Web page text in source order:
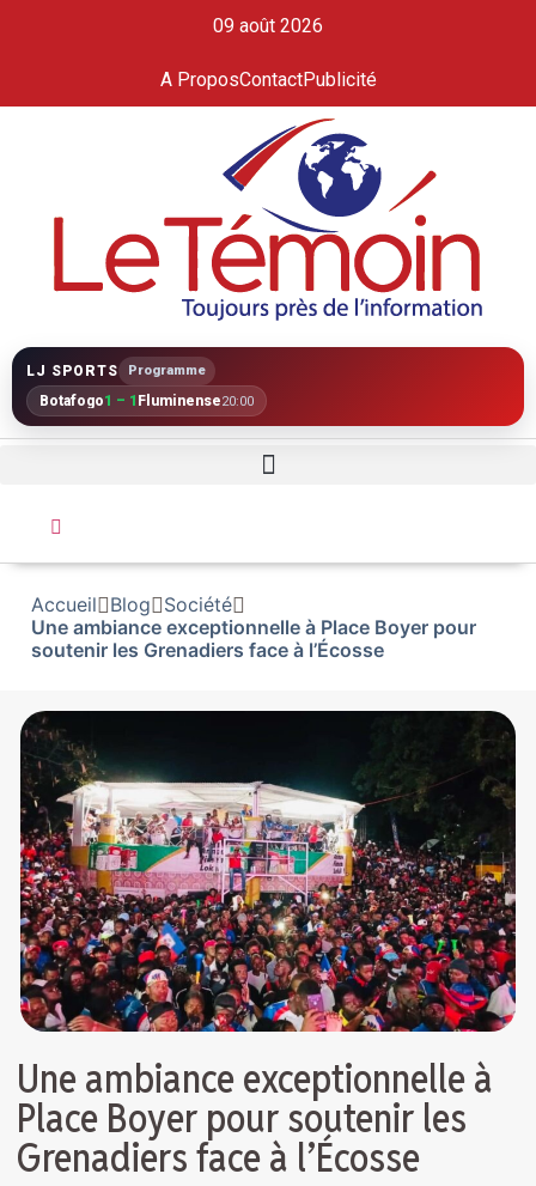
09 août 2026
A ProposContactPublicité
LJ SPORTS Programme
Botafogo1 – 1 Fluminense20:00
Accueil Blog
Société
Une ambiance exceptionnelle à Place Boyer pour
soutenir les Grenadiers face à l’Écosse
Une ambiance exceptionnelle à
Place Boyer pour soutenir les
Grenadiers face à l’Écosse